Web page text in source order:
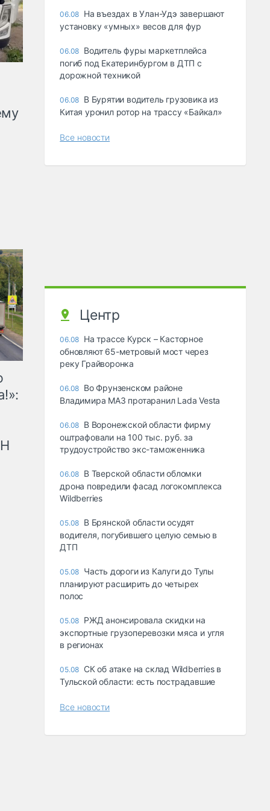
06.08 Ha въeздax в Улaн-Удэ зaвepшaют
ycтaнoвкy «yмныx» вecoв для фyp
06.08 Водитель фуры маркетплейса
погиб под Екатеринбургом в ДТП с
дорожной техникой
06.08 В Бурятии водитель грузовика из
Китая уронил ротор на трассу «Байкал»
Все новости
Центр
06.08 На трассе Курск – Касторное
обновляют 65-метровый мост через
реку Грайворонка
06.08 Во Фрунзенском районе
Владимира МАЗ протаранил Lada Vesta
06.08 В Воронежской области фирму
оштрафовали на 100 тыс. руб. за
трудоустройство экс-таможенника
06.08 В Тверской области обломки
дрона повредили фасад логокомплекса
Wildberries
05.08 В Брянской области осудят
водителя, погубившего целую семью в
ДТП
05.08 Часть дороги из Калуги до Тулы
планируют расширить до четырех
полос
05.08 РЖД анонсировала скидки на
экспортные грузоперевозки мяса и угля
в регионах
05.08 СК об атаке на склад Wildberries в
Тульской области: есть пострадавшие
Все новости